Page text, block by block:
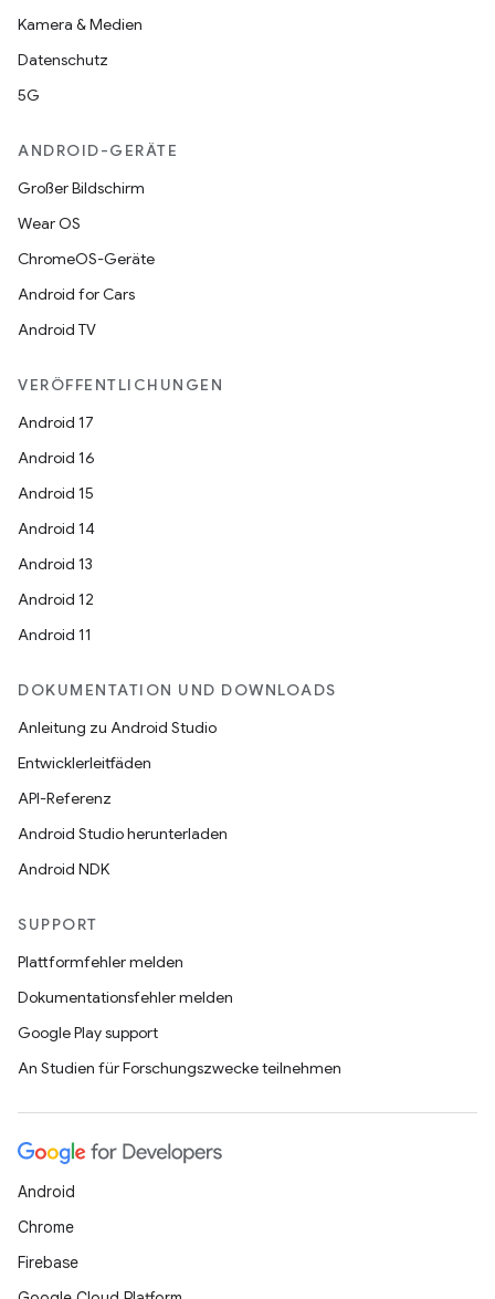
Kamera & Medien
Datenschutz
5G
ANDROID-GERÄTE
Großer Bildschirm
Wear OS
ChromeOS-Geräte
Android for Cars
Android TV
VERÖFFENTLICHUNGEN
Android 17
Android 16
Android 15
Android 14
Android 13
Android 12
Android 11
DOKUMENTATION UND DOWNLOADS
Anleitung zu Android Studio
Entwicklerleitfäden
API-Referenz
Android Studio herunterladen
Android NDK
SUPPORT
Plattformfehler melden
Dokumentationsfehler melden
Google Play support
An Studien für Forschungszwecke teilnehmen
Android
Chrome
Firebase